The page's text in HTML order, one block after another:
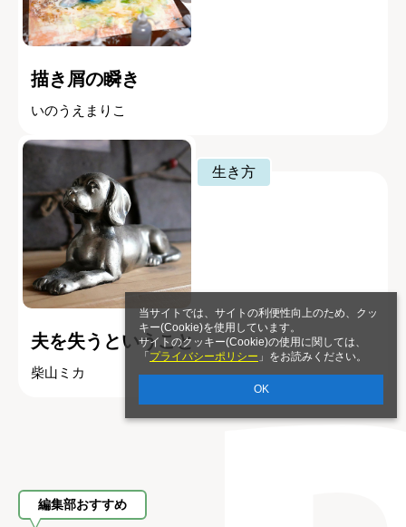
当サイトでは、サイトの利便性向上のため、クッ
キー(Cookie)を使用しています。
サイトのクッキー(Cookie)の使用に関しては、
「 プライバシーポリシー 」をお読みください。
OK
描き屑の瞬き
いのうえまりこ
生き方
夫を失うということ
柴山ミカ
編集部おすすめ